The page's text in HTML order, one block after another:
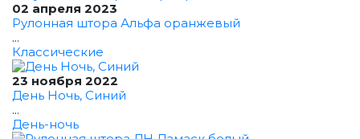
02 апреля 2023
Рулонная штора Альфа оранжевый
...
Классические
23 ноября 2022
День Ночь, Синий
...
День-ночь